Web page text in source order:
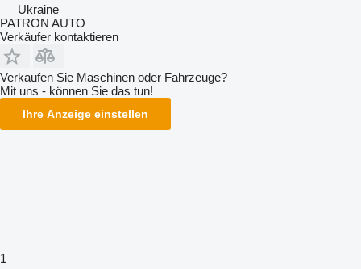
Ukraine
PATRON AUTO
Verkäufer kontaktieren
Verkaufen Sie Maschinen oder Fahrzeuge?
Mit uns - können Sie das tun!
Ihre Anzeige einstellen
1